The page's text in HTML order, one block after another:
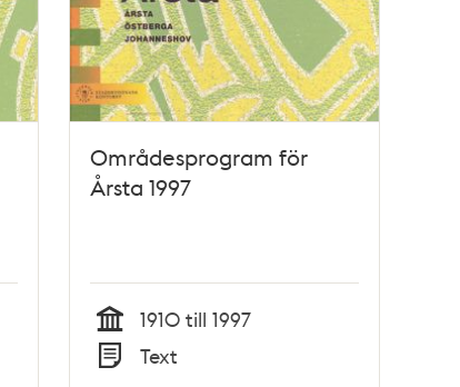
Områdesprogram för
Årsta 1997
Tid
1910 till 1997
Text